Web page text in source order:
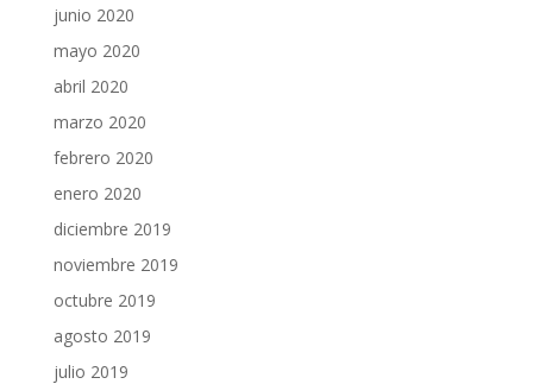
junio 2020
mayo 2020
abril 2020
marzo 2020
febrero 2020
enero 2020
diciembre 2019
noviembre 2019
octubre 2019
agosto 2019
julio 2019